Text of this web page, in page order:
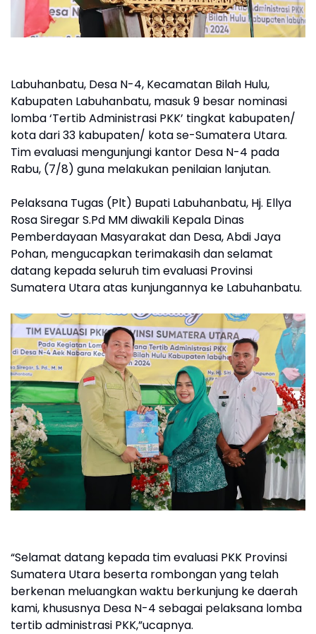
Labuhanbatu, Desa N-4, Kecamatan Bilah Hulu,
Kabupaten Labuhanbatu, masuk 9 besar nominasi
lomba ‘Tertib Administrasi PKK’ tingkat kabupaten/
kota dari 33 kabupaten/ kota se-Sumatera Utara.
Tim evaluasi mengunjungi kantor Desa N-4 pada
Rabu, (7/8) guna melakukan penilaian lanjutan.
Pelaksana Tugas (Plt) Bupati Labuhanbatu, Hj. Ellya
Rosa Siregar S.Pd MM diwakili Kepala Dinas
Pemberdayaan Masyarakat dan Desa, Abdi Jaya
Pohan, mengucapkan terimakasih dan selamat
datang kepada seluruh tim evaluasi Provinsi
Sumatera Utara atas kunjungannya ke Labuhanbatu.
“Selamat datang kepada tim evaluasi PKK Provinsi
Sumatera Utara beserta rombongan yang telah
berkenan meluangkan waktu berkunjung ke daerah
kami, khususnya Desa N-4 sebagai pelaksana lomba
tertib administrasi PKK,”ucapnya.